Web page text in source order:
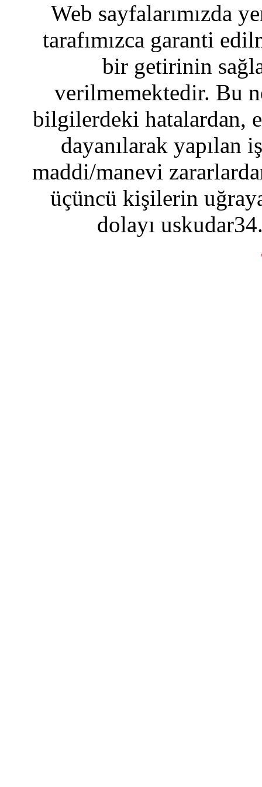
Web sayfalarımızda
tarafımızca garanti
bir getirinin
verilmemektedir. Bu
bilgilerdeki hatalardan,
dayanılarak yapılan
maddi/manevi
üçüncü kişilerin
dolayı